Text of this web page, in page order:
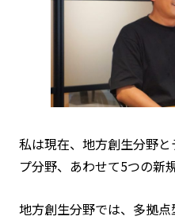
私は現在、地方創生分野
プ分野、あわせて5つの新
地方創生分野では、多拠